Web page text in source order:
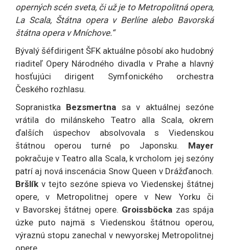
operných scén sveta, či už je to Metropolitná opera,
La Scala, Štátna opera v Berlíne alebo Bavorská
štátna opera v Mníchove.“
Bývalý šéfdirigent ŠFK aktuálne pôsobí ako hudobný
riaditeľ Opery Národného divadla v Prahe a hlavný
hosťujúci dirigent Symfonického orchestra
Českého rozhlasu.
Sopranistka Bezsmertna sa v aktuálnej sezóne
vrátila do milánskeho Teatro alla Scala, okrem
ďalších úspechov absolvovala s Viedenskou
štátnou operou turné po Japonsku. Mayer
pokračuje v Teatro alla Scala, k vrcholom jej sezóny
patrí aj nová inscenácia Snow Queen v Drážďanoch.
Bršlík v tejto sezóne spieva vo Viedenskej štátnej
opere, v Metropolitnej opere v New Yorku či
v Bavorskej štátnej opere. Groissböcka zas spája
úzke puto najmä s Viedenskou štátnou operou,
výraznú stopu zanechal v newyorskej Metropolitnej
opere.